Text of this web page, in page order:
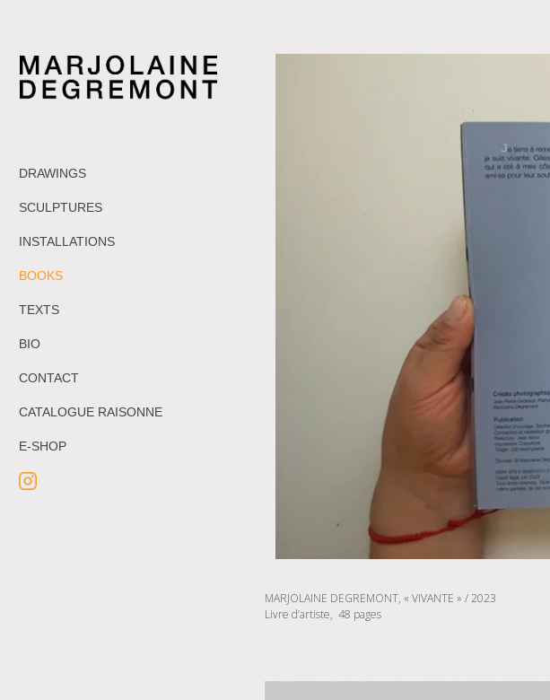
DRAWINGS
SCULPTURES
INSTALLATIONS
BOOKS
TEXTS
BIO
CONTACT
CATALOGUE RAISONNE
E-SHOP
MARJOLAINE DEGREMONT, « VIVANTE » / 2023
Livre d’artiste, 48 pages